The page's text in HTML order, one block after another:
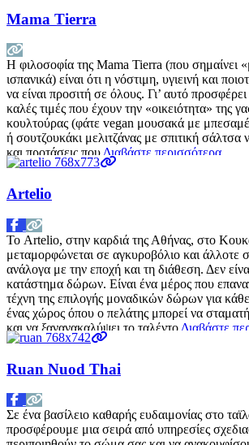
Mama Tierra
Η φιλοσοφία της Mama Tierra (που σημαίνει
ισπανικά) είναι ότι η νόστιμη, υγιεινή και
να είναι προσιτή σε όλους. Γι’ αυτό
καλές τιμές που έχουν την «οικειότητα» της
κουλτούρας (φάτε vegan μουσακά με
ή σουτζουκάκι μελιτζάνας με σπιτική
και προτάσεις που Διαβάστε περισσότερα…
Artelio
Το Artelio, στην καρδιά της Αθήνας, στο
μεταμορφώνεται σε αγκυροβόλιο και άλλοτε
ανάλογα με την εποχή και τη διάθεση. Δεν
κατάστημα δώρων. Είναι ένα μέρος που
τέχνη της επιλογής μοναδικών δώρων για
ένας χώρος όπου ο πελάτης μπορεί να
και να ξανανακαλύψει το ταλέντο Διαβάστε
Ruan Nuod Thai
Σε ένα βασίλειο καθαρής ευδαιμονίας στο
προσφέρουμε μια σειρά από υπηρεσίες